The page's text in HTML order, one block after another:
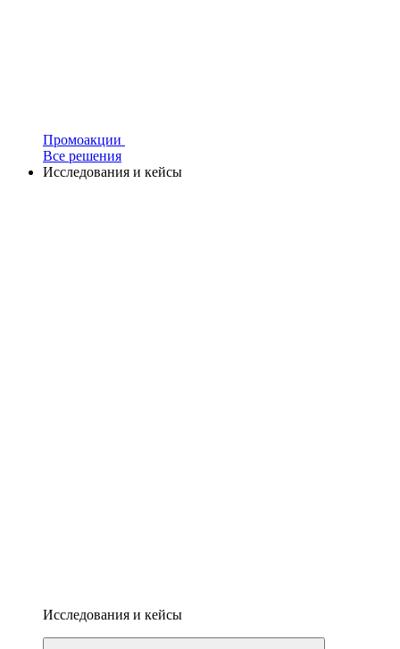
Промоакции
Все решения
Исследования и кейсы
Исследования и кейсы